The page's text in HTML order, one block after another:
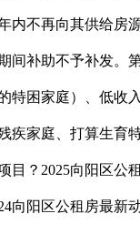
内不再向其供给房
间补助不予补发。
特困家庭）、低收
疾家庭、打算生育
目？2025向阳区公
向阳区公租房最新